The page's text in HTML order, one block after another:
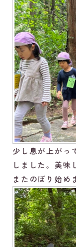
少し息が上がっ
しました。美味
またのぼり始め